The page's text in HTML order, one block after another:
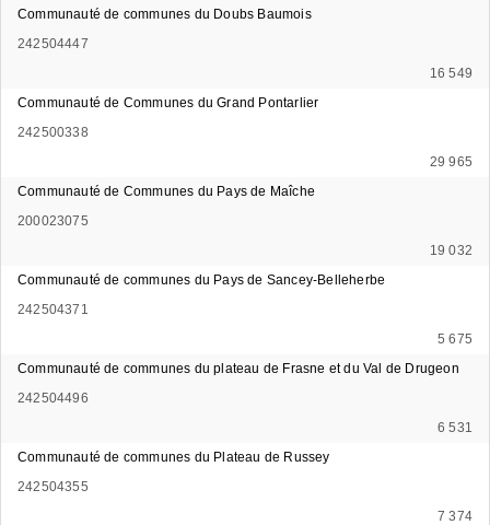
Communauté de communes du Doubs Baumois
242504447
16 549
Communauté de Communes du Grand Pontarlier
242500338
29 965
Communauté de Communes du Pays de Maîche
200023075
19 032
Communauté de communes du Pays de Sancey-Belleherbe
242504371
5 675
Communauté de communes du plateau de Frasne et du Val de Drugeon
242504496
6 531
Communauté de communes du Plateau de Russey
242504355
7 374